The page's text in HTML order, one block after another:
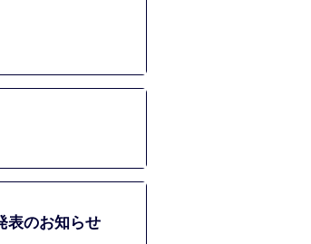
表のお知らせ